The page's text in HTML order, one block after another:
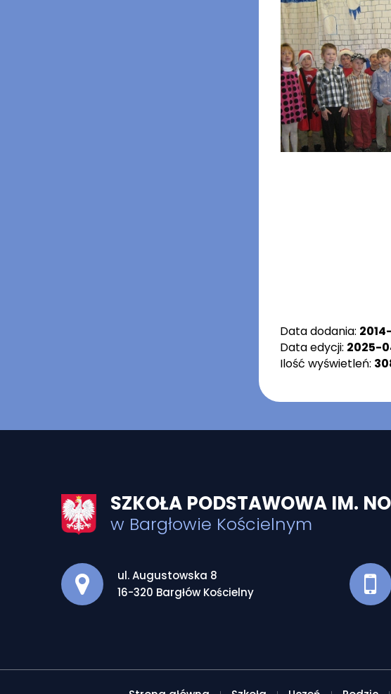
Data dodania:
Data edycji: 2025-
Ilość wyświetleń:
SZKOŁA PODSTAWOWA IM.
w Bargłowie Kościelnym
Adres pocztowy:
ul. Augustowska 8
16-320 Bargłów Kościelny